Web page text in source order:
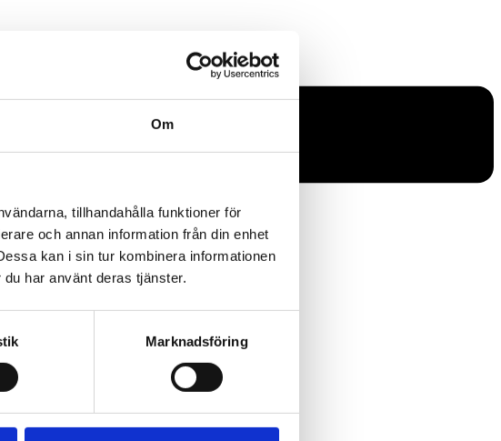
Om
tillhandahålla funktioner för
och annan information från din enhet
kan i sin tur kombinera informationen
har använt deras tjänster.
Marknadsföring